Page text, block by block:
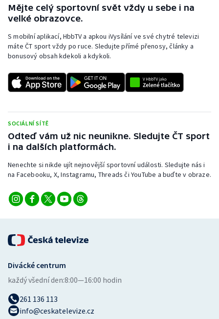
Mějte celý sportovní svět vždy u sebe i na
velké obrazovce.
S mobilní aplikací, HbbTV a apkou iVysílání ve své chytré televizi
máte ČT sport vždy po ruce. Sledujte přímé přenosy, články a
bonusový obsah kdekoli a kdykoli.
SOCIÁLNÍ SÍTĚ
Odteď vám už nic neunikne. Sledujte ČT sport
i na dalších platformách.
Nenechte si nikde ujít nejnovější sportovní události. Sledujte nás i
na Facebooku, X, Instagramu, Threads či YouTube a buďte v obraze.
Divácké centrum
každý všední den:8:00—16:00 hodin
261 136 113
info@ceskatelevize.cz